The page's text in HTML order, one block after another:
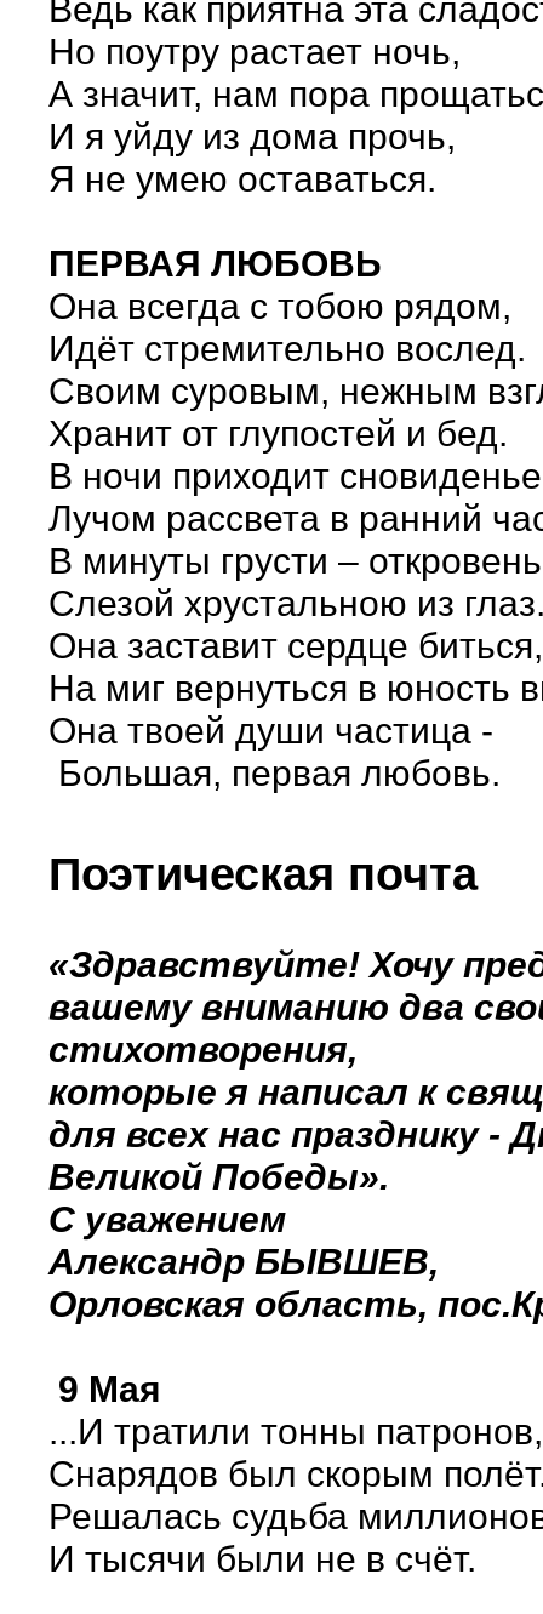
Ведь как приятна эта
Но поутру растает ночь,
А значит, нам пора
И я уйду из дома прочь,
Я не умею оставаться.
ПЕРВАЯ ЛЮБОВЬ
Она всегда с тобою рядом,
Идёт стремительно вослед.
Своим суровым, нежным
Хранит от глупостей и бед.
В ночи приходит
Лучом рассвета в ранний
В минуты грусти –
Слезой хрустальною из
Она заставит сердце биться,
На миг вернуться в юность
Она твоей души частица -
Большая, первая любовь.
Поэтическая почта
«Здравствуйте! Хочу
вашему вниманию два
стихотворения,
которые я написал к
для всех нас празднику -
Великой Победы».
С уважением
Александр БЫВШЕВ,
Орловская область,
9 Мая
...И тратили тонны патронов,
Снарядов был скорым
Решалась судьба
И тысячи были не в счёт.